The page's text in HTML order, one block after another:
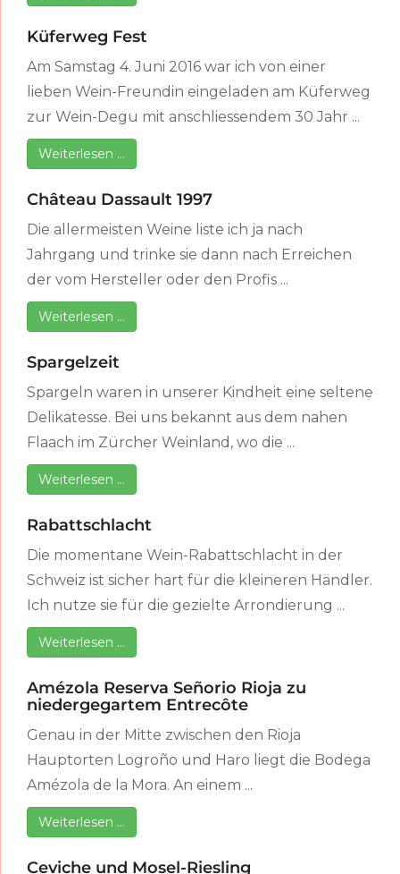
Küferweg Fest
Am Samstag 4. Juni 2016 war ich von einer
lieben Wein-Freundin eingeladen am Küferweg
zur Wein-Degu mit anschliessendem 30 Jahr ...
Weiterlesen …
Château Dassault 1997
Die allermeisten Weine liste ich ja nach
Jahrgang und trinke sie dann nach Erreichen
der vom Hersteller oder den Profis ...
Weiterlesen …
Spargelzeit
Spargeln waren in unserer Kindheit eine seltene
Delikatesse. Bei uns bekannt aus dem nahen
Flaach im Zürcher Weinland, wo die ...
Weiterlesen …
Rabattschlacht
Die momentane Wein-Rabattschlacht in der
Schweiz ist sicher hart für die kleineren Händler.
Ich nutze sie für die gezielte Arrondierung ...
Weiterlesen …
Amézola Reserva Señorio Rioja zu
niedergegartem Entrecôte
Genau in der Mitte zwischen den Rioja
Hauptorten Logroño und Haro liegt die Bodega
Amézola de la Mora. An einem ...
Weiterlesen …
Ceviche und Mosel-Riesling